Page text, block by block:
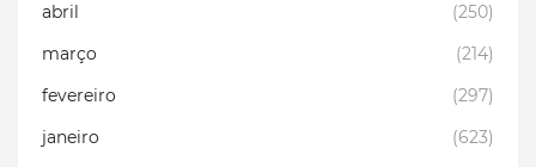
abril
(250)
março
(214)
fevereiro
(297)
janeiro
(623)